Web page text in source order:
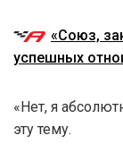
«Союз,
успешных
«Нет, я
эту тему.